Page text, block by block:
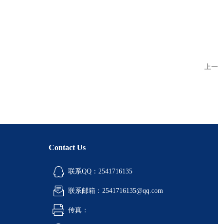
上
Contact Us
联系QQ：2541716135
联系邮箱：2541716135@qq.com
传真：